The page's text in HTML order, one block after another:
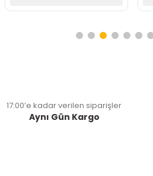
17:00’e kadar verilen siparişler
Aynı Gün Kargo